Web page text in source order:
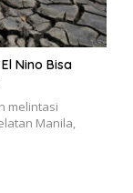
Nino Bisa
melintasi
Manila,